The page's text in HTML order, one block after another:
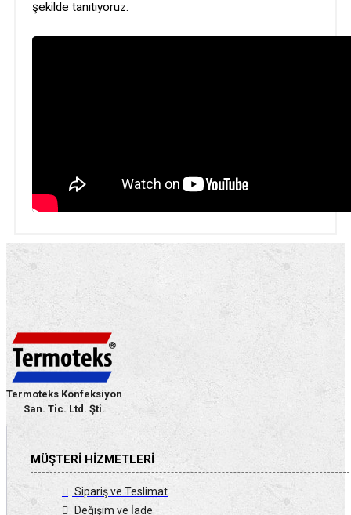
şekilde tanıtıyoruz.
Termoteks Konfeksiyon
San. Tic. Ltd. Şti.
MÜŞTERI HIZMETLERI
Sipariş ve Teslimat
Değişim ve İade